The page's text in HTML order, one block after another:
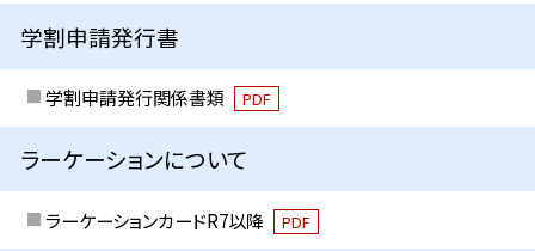
学割申請発行書
学割申請発行関係書類 PDF
ラーケーションについて
ラーケーションカードR7以降 PDF